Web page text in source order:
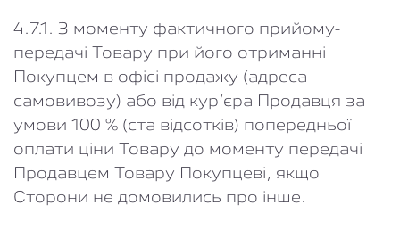
4.7.1. З моменту фактичного прийому-
передачі Товару при його отриманні
Покупцем в офісі продажу (адреса
самовивозу) або від кур’єра Продавця за
умови 100 % (ста відсотків) попередньої
оплати ціни Товару до моменту передачі
Продавцем Товару Покупцеві, якщо
Сторони не домовились про інше.